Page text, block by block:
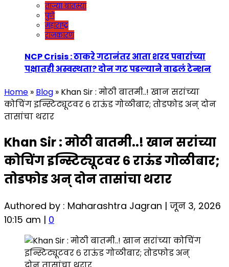
ताज्या बातम्या
पुणे
महाराष्ट्र
राजकारण
NCP Crisis : ठाकरे गटानंतर आता शरद पवारांच्या
पक्षातही अस्वस्थता? दोन गट पडल्याने वाढलं टेन्शन
Home » Blog » Khan Sir : मोठी बातमी..! खान सरांच्या
कोचिंग इन्स्टिट्यूटवर ६ राऊंड गोळीबार; तोडफोड अन् दोन
तासांचा थरार
Khan Sir : मोठी बातमी..! खान सरांच्या
कोचिंग इन्स्टिट्यूटवर ६ राऊंड गोळीबार;
तोडफोड अन् दोन तासांचा थरार
Authored by : Maharashtra Jagran | जून 3, 2026
10:15 am | 0